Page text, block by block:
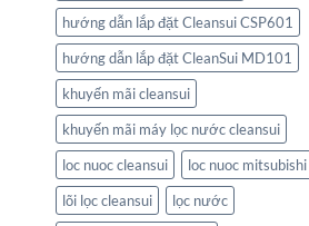
hướng dẫn lắp đặt Cleansui CSP601
hướng dẫn lắp đặt CleanSui MD101
khuyến mãi cleansui
khuyến mãi máy lọc nước cleansui
loc nuoc cleansui
loc nuoc mitsubishi
lõi lọc cleansui
lọc nước